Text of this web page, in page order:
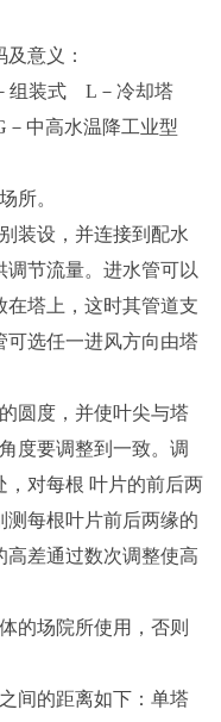
意义：
组装式 L－冷却塔
中高水温降工业型
所。
装设，并连接到配水
节流量。进水管可以
在塔上，这时其管道支
可选任一进风方向由塔
圆度，并使叶尖与塔
度要调整到一致。调
，对每根 叶片的前后两
测每根叶片前后两缘的
高差通过数次调整使高
的场院所使用，否则
间的距离如下：单塔